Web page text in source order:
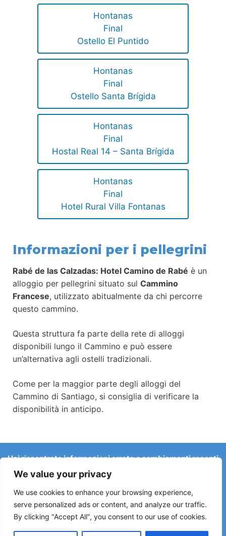
We value your privacy
We use cookies to enhance your browsing experience,
serve personalized ads or content, and analyze our traffic.
By clicking "Accept All", you consent to our use of cookies.
Hontanas
Final
Ostello El Puntido
Hontanas
Final
Ostello Santa Brígida
Hontanas
Final
Hostal Real 14 – Santa Brígida
Hontanas
Final
Hotel Rural Villa Fontanas
Informazioni per i pellegrini
Rabé de las Calzadas: Hotel Camino de Rabé è un
alloggio per pellegrini situato sul Cammino
Francese, utilizzato abitualmente da chi percorre
questo cammino.
Questa struttura fa parte della rete di alloggi
disponibili lungo il Cammino e può essere
un’alternativa agli ostelli tradizionali.
Come per la maggior parte degli alloggi del
Cammino di Santiago, si consiglia di verificare la
disponibilità in anticipo.
Hai riscontrato informazioni errate o cambiamenti recenti
Le segnalazioni su ostelli chiusi, allagamenti, deviazioni,
lavori stradali o altri cambiamenti aiutano a mantenere la
guida aggiornata.